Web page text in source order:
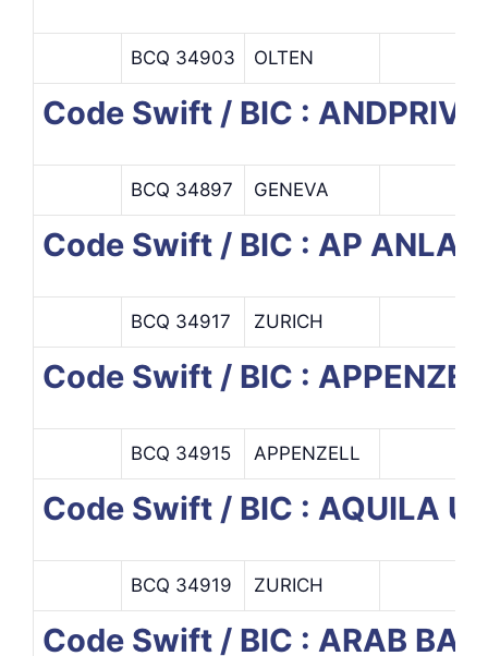
BCQ 34903 OLTEN
Code Swift / BIC :
BCQ 34897 GENEVA
Code Swift / BIC : AP
BCQ 34917 ZURICH
Code Swift / BIC :
BCQ 34915 APPENZELL
Code Swift / BIC : AQUILA
BCQ 34919 ZURICH
Code Swift / BIC : ARAB